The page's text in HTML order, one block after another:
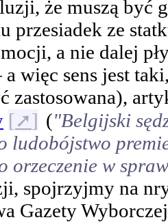
że muszą być
przesiadek ze
a nie dalej
więc sens jest
zastosowana),
[➚] ("Belgijski
ludobójstwo
orzeczenie w
spojrzyjmy na
Gazety